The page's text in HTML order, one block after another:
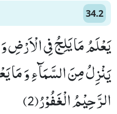
34.2
یَعْلَمُ مَا یَلِجُ فِی الْاَرْضِ
یَنْزِلُ مِنَ السَّمَآءِ وَ مَا
الرَّحِیْمُ الْغَفُوْرُ(2)